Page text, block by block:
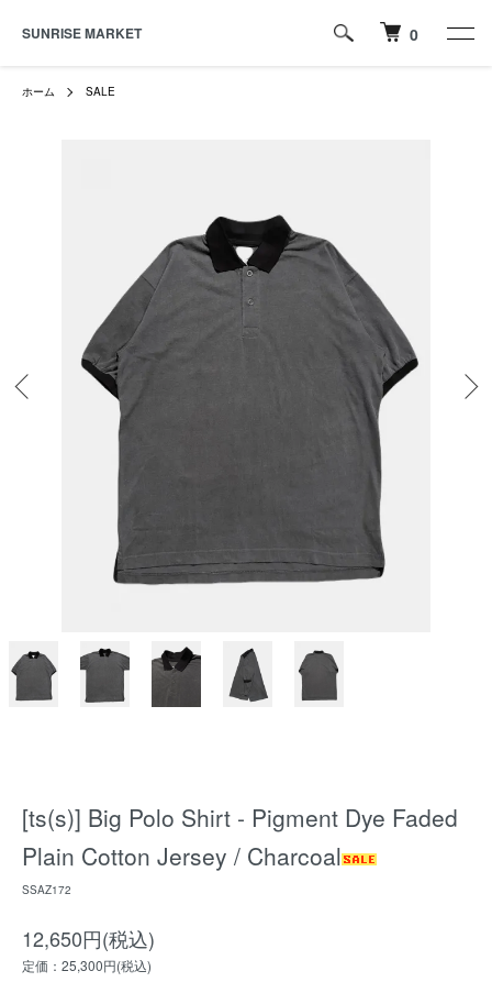
SUNRISE MARKET 0
ホーム SALE
[ts(s)] Big Polo Shirt - Pigment Dye Faded
Plain Cotton Jersey / Charcoal
SSAZ172
12,650円(税込)
定価：25,300円(税込)